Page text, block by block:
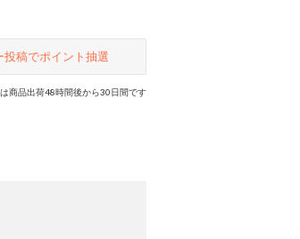
投稿でポイント抽選
商品出荷48時間後から30日間です